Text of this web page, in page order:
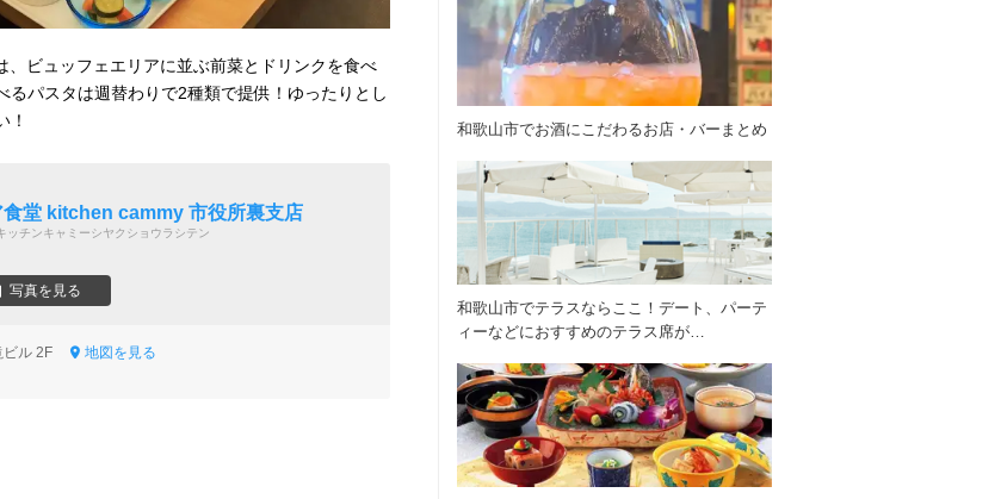
ビュッフェエリアに並ぶ前菜とドリンクを食べ
パスタは週替わりで2種類で提供！ゆったりとし
！
堂 kitchen cammy 市役所裏支店
ッチンキャミーシヤクショウラシテン
写真を見る
ビル 2F
地図を見る
和歌山市でお酒にこだわるお店・バーまとめ
和歌山市でテラスならここ！デート、パーテ
ィーなどにおすすめのテラス席が…